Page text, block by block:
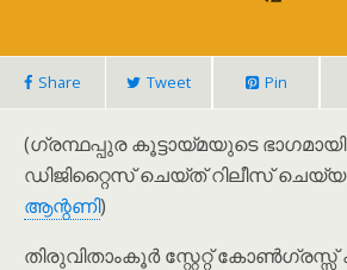
Share Tweet Pin
(ഗ്രന്ഥപ്പുര കൂട്ടായ്മയുടെ
ഡിജിറ്റൈസ് ചെയ്ത് റിലീസ്
ആന്റണി)
തിരുവിതാംകൂര്‍ സ്റ്റേറ്റ്